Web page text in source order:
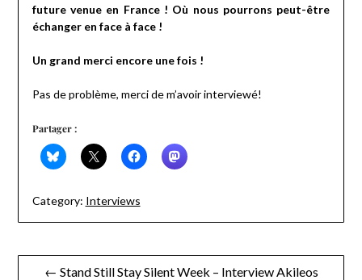
future venue en France ! Où nous pourrons peut-être
échanger en face à face !
Un grand merci encore une fois !
Pas de problème, merci de m’avoir interviewé!
Partager :
Category: Interviews
Navigation
← Stand Still Stay Silent Week – Interview Akileos